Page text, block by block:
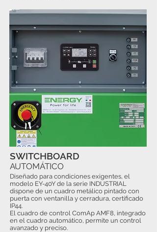
Diseñado para condiciones exigentes, el
modelo EY-40Y de la serie INDUSTRIAL
dispone de un cuadro metálico pintado con
puerta con ventanilla y cerradura, certificado
IP44.
El cuadro de control ComAp AMF8, integrado
en el cuadro automático, permite un control
avanzado y preciso.
SWITCHBOARD
AUTOMÁTICO